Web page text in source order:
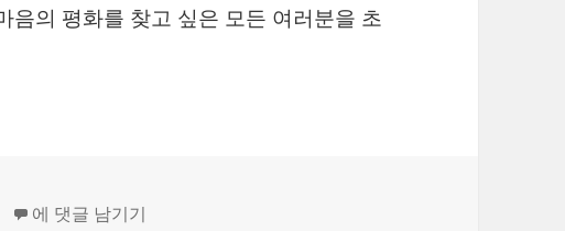
음의 평화를 찾고 싶은 모든 여러분을 초
전문 테라피스트가 있는 제주달리기 스파에서의 특별한 힐링 경험
에 댓글 남기기